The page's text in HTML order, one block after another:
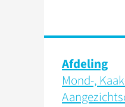
Afdeling
Mond-,